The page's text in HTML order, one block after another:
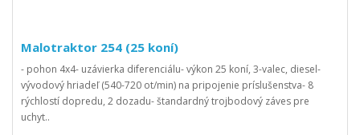
Malotraktor 254 (25 koní)
- pohon 4x4- uzávierka diferenciálu- výkon 25 koní, 3-valec, diesel-
vývodový hriadeľ (540-720 ot/min) na pripojenie príslušenstva- 8
rýchlostí dopredu, 2 dozadu- štandardný trojbodový záves pre
uchyt..